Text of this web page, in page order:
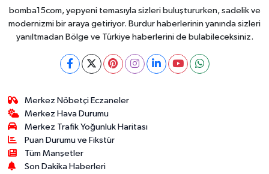
Toplayabilecek
bomba15com, yepyeni temasıyla sizleri buluştururken, sadelik ve
modernizmi bir araya getiriyor. Burdur haberlerinin yanında sizleri
yanıltmadan Bölge ve Türkiye haberlerini de bulabileceksiniz.
Merkez Nöbetçi Eczaneler
Merkez Hava Durumu
Merkez Trafik Yoğunluk Haritası
Puan Durumu ve Fikstür
Tüm Manşetler
Son Dakika Haberleri